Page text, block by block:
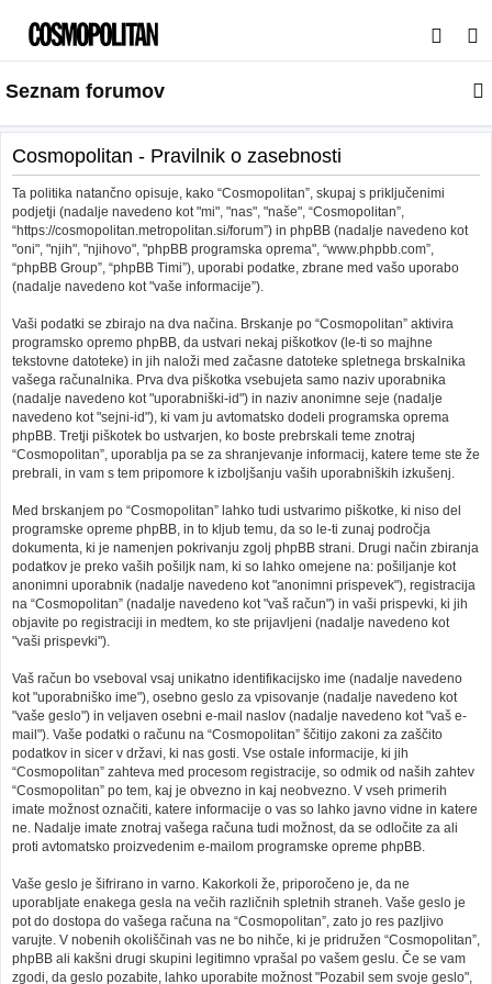
s
a
j
Seznam forumov
Cosmopolitan - Pravilnik o zasebnosti
Ta politika natančno opisuje, kako “Cosmopolitan”, skupaj s priključenimi
podjetji (nadalje navedeno kot "mi", "nas", "naše", “Cosmopolitan”,
“https://cosmopolitan.metropolitan.si/forum”) in phpBB (nadalje navedeno kot
"oni", "njih", "njihovo", "phpBB programska oprema", “www.phpbb.com”,
“phpBB Group”, “phpBB Timi”), uporabi podatke, zbrane med vašo uporabo
(nadalje navedeno kot "vaše informacije”).
Vaši podatki se zbirajo na dva načina. Brskanje po “Cosmopolitan” aktivira
programsko opremo phpBB, da ustvari nekaj piškotkov (le-ti so majhne
tekstovne datoteke) in jih naloži med začasne datoteke spletnega brskalnika
vašega računalnika. Prva dva piškotka vsebujeta samo naziv uporabnika
(nadalje navedeno kot "uporabniški-id") in naziv anonimne seje (nadalje
navedeno kot "sejni-id"), ki vam ju avtomatsko dodeli programska oprema
phpBB. Tretji piškotek bo ustvarjen, ko boste prebrskali teme znotraj
“Cosmopolitan”, uporablja pa se za shranjevanje informacij, katere teme ste že
prebrali, in vam s tem pripomore k izboljšanju vaših uporabniških izkušenj.
Med brskanjem po “Cosmopolitan” lahko tudi ustvarimo piškotke, ki niso del
programske opreme phpBB, in to kljub temu, da so le-ti zunaj področja
dokumenta, ki je namenjen pokrivanju zgolj phpBB strani. Drugi način zbiranja
podatkov je preko vaših pošiljk nam, ki so lahko omejene na: pošiljanje kot
anonimni uporabnik (nadalje navedeno kot "anonimni prispevek"), registracija
na “Cosmopolitan” (nadalje navedeno kot "vaš račun") in vaši prispevki, ki jih
objavite po registraciji in medtem, ko ste prijavljeni (nadalje navedeno kot
"vaši prispevki").
Vaš račun bo vseboval vsaj unikatno identifikacijsko ime (nadalje navedeno
kot "uporabniško ime"), osebno geslo za vpisovanje (nadalje navedeno kot
"vaše geslo") in veljaven osebni e-mail naslov (nadalje navedeno kot "vaš e-
mail"). Vaše podatki o računu na “Cosmopolitan” ščitijo zakoni za zaščito
podatkov in sicer v državi, ki nas gosti. Vse ostale informacije, ki jih
“Cosmopolitan” zahteva med procesom registracije, so odmik od naših zahtev
“Cosmopolitan” po tem, kaj je obvezno in kaj neobvezno. V vseh primerih
imate možnost označiti, katere informacije o vas so lahko javno vidne in katere
ne. Nadalje imate znotraj vašega računa tudi možnost, da se odločite za ali
proti avtomatsko proizvedenim e-mailom programske opreme phpBB.
Vaše geslo je šifrirano in varno. Kakorkoli že, priporočeno je, da ne
uporabljate enakega gesla na večih različnih spletnih straneh. Vaše geslo je
pot do dostopa do vašega računa na “Cosmopolitan”, zato jo res pazljivo
varujte. V nobenih okoliščinah vas ne bo nihče, ki je pridružen “Cosmopolitan”,
phpBB ali kakšni drugi skupini legitimno vprašal po vašem geslu. Če se vam
zgodi, da geslo pozabite, lahko uporabite možnost "Pozabil sem svoje geslo",